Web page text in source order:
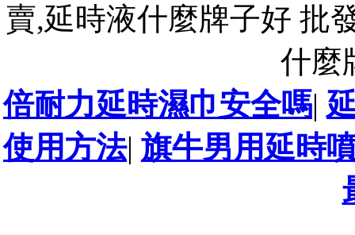
賣,延時液什麼牌子好 批
什麼
倍耐力延時濕巾安全嗎|
使用方法| 旗牛男用延時